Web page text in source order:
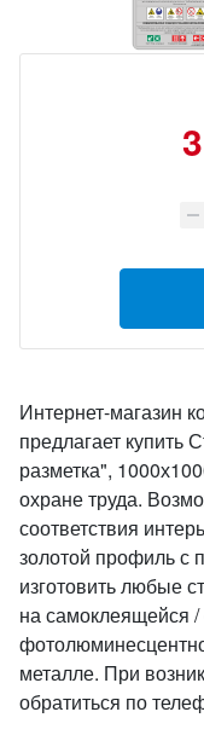
Интернет-
предлагает купить
разметка",
охране труда.
соответствия
золотой профиль
изготовить любые
на самоклеящейся
металле. При
обратиться по